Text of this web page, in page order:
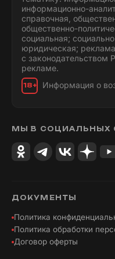
информационно-
справочная,
общественно-
социальная;
юридическая;
с законодательством
рекламе.
18+ Информация о
МЫ В СОЦИАЛЬНЫХ
ДОКУМЕНТЫ
Политика
Политика обработки
Договор оферты